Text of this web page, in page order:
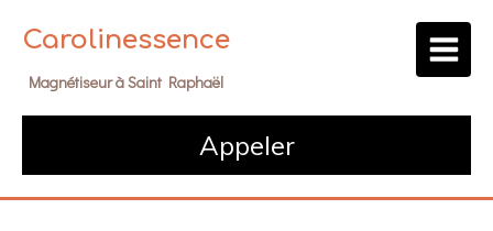
Carolinessence
Magnétiseur à Saint Raphaël
Appeler